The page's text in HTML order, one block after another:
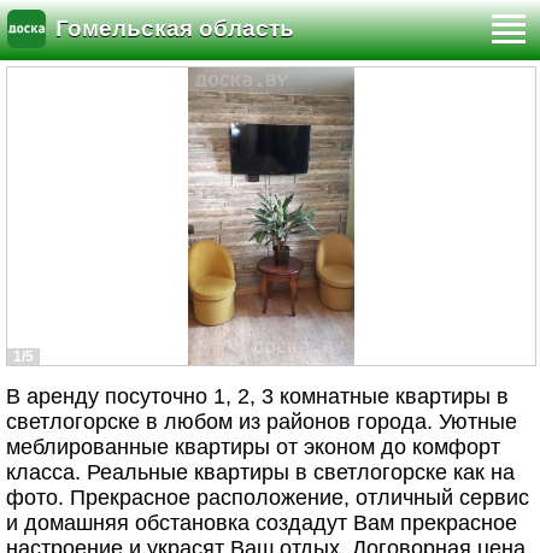
Гомельская область
1/5
В аренду посуточно 1, 2, 3 комнатные квартиры в
светлогорске в любом из районов города. Уютные
меблированные квартиры от эконом до комфорт
класса. Реальные квартиры в светлогорске как на
фото. Прекрасное расположение, отличный сервис
и домашняя обстановка создадут Вам прекрасное
настроение и украсят Ваш отдых. Договорная цена,